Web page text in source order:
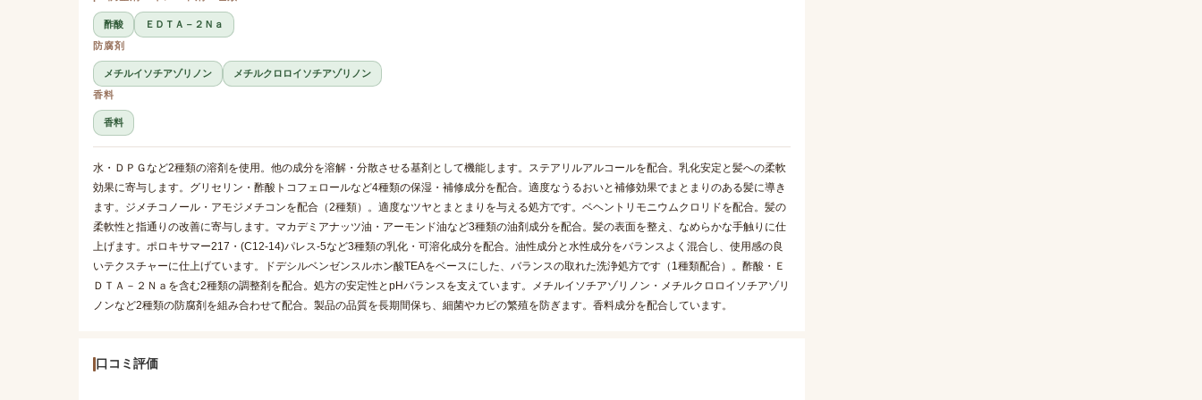
酢酸
ＥＤＴＡ－２Ｎａ
防腐剤
メチルイソチアゾリノン
メチルクロロイソチアゾリノン
香料
香料
水・ＤＰＧなど2種類の溶剤を使用。他の成分を溶解・分散させる基剤として機能します。ステアリルアルコールを配合。乳化安定と髪への柔軟
効果に寄与します。グリセリン・酢酸トコフェロールなど4種類の保湿・補修成分を配合。適度なうるおいと補修効果でまとまりのある髪に導き
ます。ジメチコノール・アモジメチコンを配合（2種類）。適度なツヤとまとまりを与える処方です。ベヘントリモニウムクロリドを配合。髪の
柔軟性と指通りの改善に寄与します。マカデミアナッツ油・アーモンド油など3種類の油剤成分を配合。髪の表面を整え、なめらかな手触りに仕
上げます。ポロキサマー217・(C12-14)パレス-5など3種類の乳化・可溶化成分を配合。油性成分と水性成分をバランスよく混合し、使用感の良
いテクスチャーに仕上げています。ドデシルベンゼンスルホン酸TEAをベースにした、バランスの取れた洗浄処方です（1種類配合）。酢酸・Ｅ
ＤＴＡ－２Ｎａを含む2種類の調整剤を配合。処方の安定性とpHバランスを支えています。メチルイソチアゾリノン・メチルクロロイソチアゾリ
ノンなど2種類の防腐剤を組み合わせて配合。製品の品質を長期間保ち、細菌やカビの繁殖を防ぎます。香料成分を配合しています。
口コミ評価